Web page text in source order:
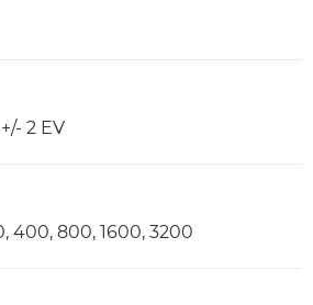
2 EV
400, 800, 1600, 3200